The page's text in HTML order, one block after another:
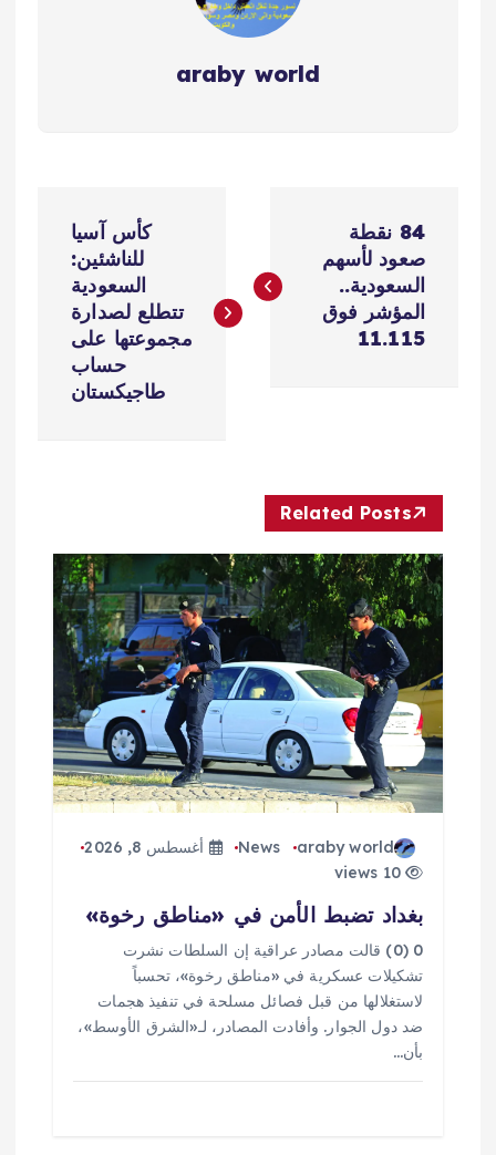
araby world
ص
م
ق
ت
84 نقطة
صعود لأسهم
السعودية..
المؤشر فوق
11.115
كأس آسيا
للناشئين:
السعودية
تتطلع لصدارة
مجموعتها على
حساب
طاجيكستان
Related Posts
araby world
News
أغسطس 8, 2026
10 views
بغداد تضبط الأمن في «مناطق رخوة»
0 (0) قالت مصادر عراقية إن السلطات نشرت
تشكيلات عسكرية في «مناطق رخوة»، تحسباً
لاستغلالها من قبل فصائل مسلحة في تنفيذ هجمات
ضد دول الجوار. وأفادت المصادر، لـ«الشرق الأوسط»،
بأن…